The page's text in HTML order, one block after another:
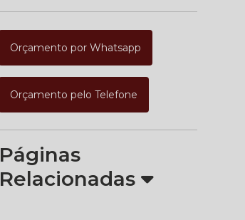
Orçamento por Whatsapp
Orçamento pelo Telefone
Páginas
Relacionadas